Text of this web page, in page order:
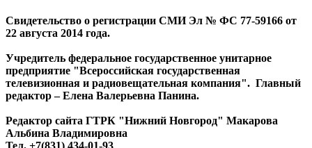
Свидетельство о регистрации СМИ Эл № ФС 77-59166 от
22 августа 2014 года.
Учредитель федеральное государственное унитарное
предприятие "Всероссийская государственная
телевизионная и радиовещательная компания". Главный
редактор – Елена Валерьевна Панина.
Редактор сайта ГТРК "Нижний Новгород" Макарова
Альбина Владимировна
Тел. +7(831) 434-01-93